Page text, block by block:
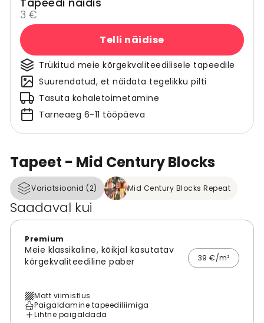
Tapeet - Mid Century Blocks
Variatsioonid (2) Mid Century Blocks Repeat
Saadaval kui
Premium
Meie klassikaline, kõikjal kasutatav
kõrgekvaliteediline paber
39 €/m²
Matt viimistlus
Paigaldamine tapeediliimiga
Lihtne paigaldada
3 €
Telli näidise
Trükitud meie kõrgekvaliteedilisele tapeedile
Suurendatud, et näidata tegelikku pilti
Tasuta kohaletoimetamine
Tarneaeg 6-11 tööpäeva